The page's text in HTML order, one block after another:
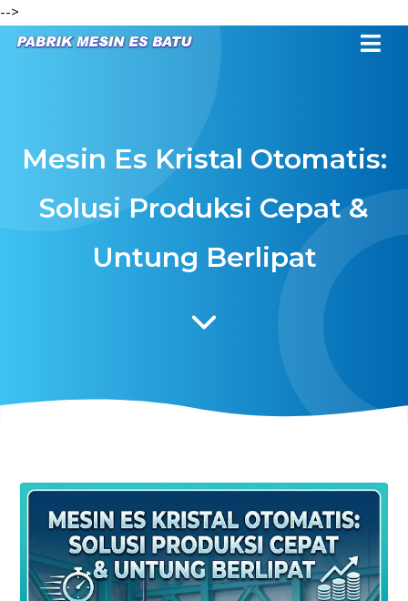
-->
Mesin Es Kristal Otomatis:
Solusi Produksi Cepat &
Untung Berlipat